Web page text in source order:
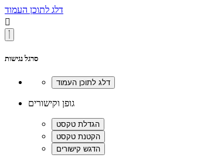
דלג לתוכן העמוד

סרגל נגישות
גופן וקישורים